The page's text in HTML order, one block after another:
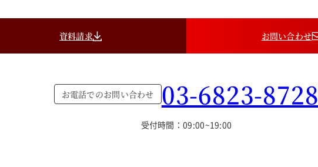
資料請求 お問い合わせ
お電話でのお問い合わせ 03-6823-8728
受付時間：09:00~19:00